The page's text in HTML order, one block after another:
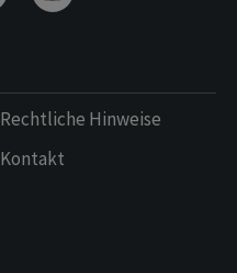
Rechtliche Hinweise
Kontakt